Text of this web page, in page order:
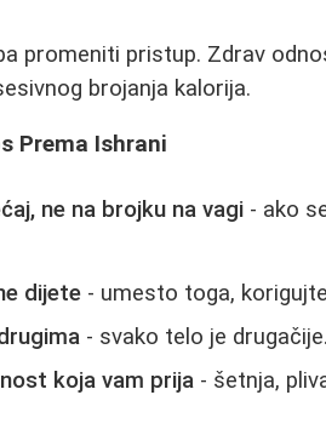
promeniti pristup. Zdrav
brojanja kalorija.
Prema Ishrani
ne na brojku na vagi - ako
dijete - umesto toga,
- svako telo je drugačije.
koja vam prija - šetnja,